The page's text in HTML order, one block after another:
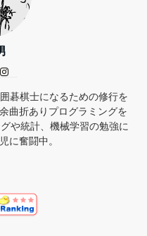
碁棋士になるための修行を
曲折ありプログラミングを
や統計、機械学習の勉強に
に奮闘中。